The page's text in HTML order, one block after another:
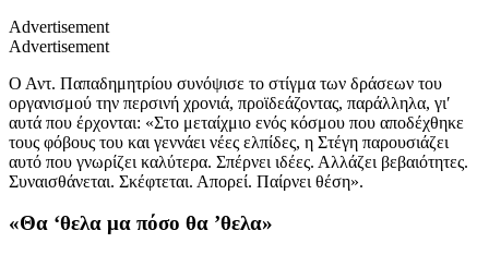
Advertisement
Advertisement
Ο Αντ. Παπαδημητρίου συνόψισε το στίγμα των δράσεων του
οργανισμού την περσινή χρονιά, προϊδεάζοντας, παράλληλα, γι′
αυτά που έρχονται: «Στο μεταίχμιο ενός κόσμου που αποδέχθηκε
τους φόβους του και γεννάει νέες ελπίδες, η Στέγη παρουσιάζει
αυτό που γνωρίζει καλύτερα. Σπέρνει ιδέες. Αλλάζει βεβαιότητες.
Συναισθάνεται. Σκέφτεται. Απορεί. Παίρνει θέση».
«Θα ‘θελα μα πόσο θα ’θελα»